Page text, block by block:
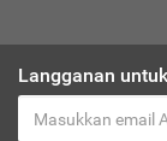
Langganan